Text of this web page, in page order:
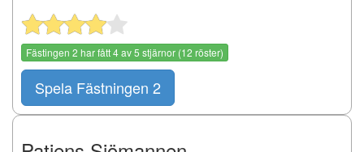
Fästingen 2 har fått4av5 stjärnor (12 röster)
Spela Fästningen 2